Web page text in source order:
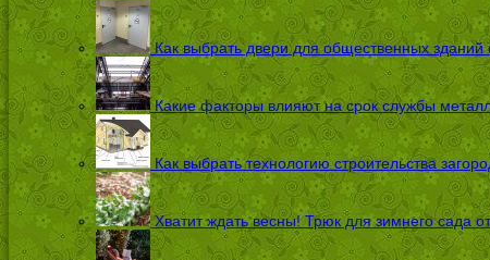
Как выбрать двери для общественных
Какие факторы влияют на срок службы
Как выбрать технологию строительства
Хватит ждать весны! Трюк для зимнего сада